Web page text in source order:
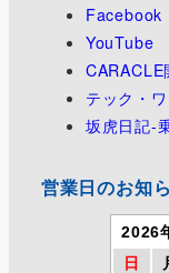
Facebook
YouTube
CARACLE
テック・
坂虎日記-
営業日のお知
2026
日